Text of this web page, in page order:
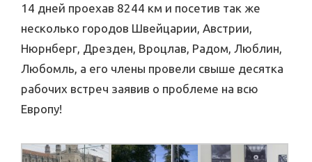
14 дней проехав 8244 км и посетив так же
несколько городов Швейцарии, Австрии,
Нюрнберг, Дрезден, Вроцлав, Радом, Люблин,
Любомль, а его члены провели свыше десятка
рабочих встреч заявив о проблеме на всю
Европу!